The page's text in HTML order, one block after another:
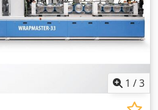
1 /3